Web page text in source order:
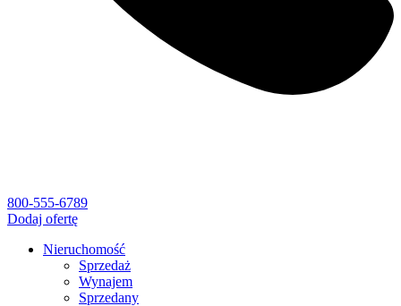
800-555-6789
Dodaj ofertę
Nieruchomość
Sprzedaż
Wynajem
Sprzedany